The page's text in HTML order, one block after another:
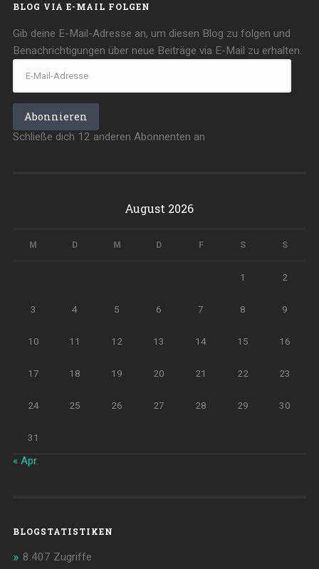
BLOG VIA E-MAIL FOLGEN
Gib deine E-Mail-Adresse an, um diesen Blog zu folgen und
Benachrichtigungen über neue Beiträge via E-Mail zu erhalten.
E-
Mail-
Abonnieren
Schließe dich 12 anderen Abonnenten an
August 2026
M D M D F S S
1 2
3 4 5 6 7 8 9
10 11 12 13 14 15 16
17 18 19 20 21 22 23
24 25 26 27 28 29 30
31
« Apr.
BLOGSTATISTIKEN
8.407 Zugriffe